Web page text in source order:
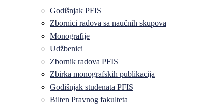
Godišnjak PFIS
Zbornici radova sa naučnih skupova
Monografije
Udžbenici
Zbornik radova PFIS
Zbirka monografskih publikacija
Godišnjak studenata PFIS
Bilten Pravnog fakulteta